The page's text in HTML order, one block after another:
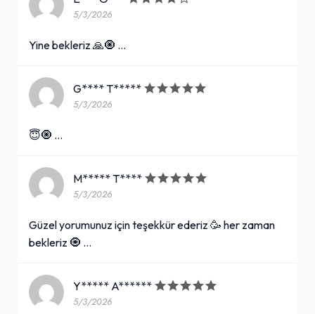
5/3/2026
Yine bekleriz 🙏🧿 …
G**** T*****
5/3/2026
😇🧿 …
M***** T****
5/3/2026
Güzel yorumunuz için teşekkür ederiz 🥳 her zaman
bekleriz 🧿 …
Y***** A******
5/3/2026